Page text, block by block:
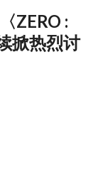
ZERO :
掀热烈讨